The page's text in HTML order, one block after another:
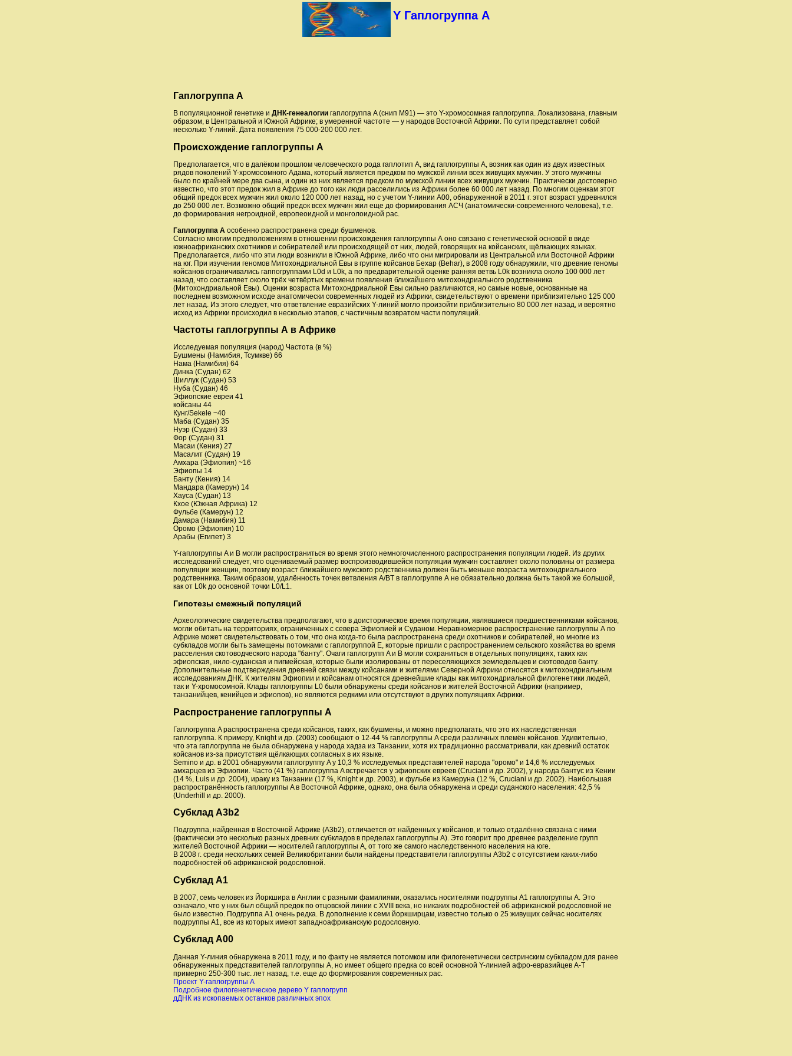
Y Гаплогруппа A
Гаплогруппа A
В популяционной генетике и ДНК-генеалогии гаплогруппа A (снип M91) — это Y-хромосомная гаплогруппа. Локализована, главным
образом, в Центральной и Южной Африке; в умеренной частоте — у народов Восточной Африки. По сути представляет собой
несколько Y-линий. Дата появления 75 000-200 000 лет.
Происхождение гаплогруппы A
Предполагается, что в далёком прошлом человеческого рода гаплотип А, вид гаплогруппы А, возник как один из двух известных
рядов поколений Y-хромосомного Адама, который является предком по мужской линии всех живущих мужчин. У этого мужчины
было по крайней мере два сына, и один из них является предком по мужской линии всех живущих мужчин. Практически достоверно
известно, что этот предок жил в Африке до того как люди расселились из Африки более 60 000 лет назад. По многим оценкам этот
общий предок всех мужчин жил около 120 000 лет назад, но с учетом Y-линии A00, обнаруженной в 2011 г. этот возраст удревнился
до 250 000 лет. Возможно общий предок всех мужчин жил еще до формирования АСЧ (анатомически-современного человека), т.е.
до формирования негроидной, европеоидной и монголоидной рас.
Гаплогруппа А особенно распространена среди бушменов.
Согласно многим предположениям в отношении происхождения гаплогруппы А оно связано с генетической основой в виде
южноафриканских охотников и собирателей или происходящей от них, людей, говорящих на койсанских, щёлкающих языках.
Предполагается, либо что эти люди возникли в Южной Африке, либо что они мигрировали из Центральной или Восточной Африки
на юг. При изучении геномов Митохондриальной Евы в группе койсанов Бехар (Behar), в 2008 году обнаружили, что древние геномы
койсанов ограничивались гаппогруппами L0d и L0k, а по предварительной оценке ранняя ветвь L0k возникла около 100 000 лет
назад, что составляет около трёх четвёртых времени появления ближайшего митохондриального родственника
(Митохондриальной Евы). Оценки возраста Митохондриальной Евы сильно различаются, но самые новые, основанные на
последнем возможном исходе анатомически современных людей из Африки, свидетельствуют о времени приблизительно 125 000
лет назад. Из этого следует, что ответвление евразийских Y-линий могло произойти приблизительно 80 000 лет назад, и вероятно
исход из Африки происходил в несколько этапов, с частичным возвратом части популяций.
Частоты гаплогруппы А в Африке
Исследуемая популяция (народ) Частота (в %)
Бушмены (Намибия, Тсумкве) 66
Нама (Намибия) 64
Динка (Судан) 62
Шиллук (Судан) 53
Нуба (Судан) 46
Эфиопские евреи 41
койсаны 44
Кунг/Sekele ~40
Маба (Судан) 35
Нуэр (Судан) 33
Фор (Судан) 31
Масаи (Кения) 27
Масалит (Судан) 19
Амхара (Эфиопия) ~16
Эфиопы 14
Банту (Кения) 14
Мандара (Камерун) 14
Хауса (Судан) 13
Кхое (Южная Африка) 12
Фульбе (Камерун) 12
Дамара (Намибия) 11
Оромо (Эфиопия) 10
Арабы (Египет) 3
Y-гаплогруппы A и B могли распространиться во время этого немногочисленного распространения популяции людей. Из других
исследований следует, что оцениваемый размер воспроизводившейся популяции мужчин составляет около половины от размера
популяции женщин, поэтому возраст ближайшего мужского родственника должен быть меньше возраста митохондриального
родственника. Таким образом, удалённость точек ветвления A/BT в гаплогруппе А не обязательно должна быть такой же большой,
как от L0k до основной точки L0/L1.
Гипотезы смежный популяций
Археологические свидетельства предполагают, что в доисторическое время популяции, являвшиеся предшественниками койсанов,
могли обитать на территориях, ограниченных с севера Эфиопией и Суданом. Неравномерное распространение гаплогруппы А по
Африке может свидетельствовать о том, что она когда-то была распространена среди охотников и собирателей, но многие из
субкладов могли быть замещены потомками с гаплогруппой Е, которые пришли с распространением сельского хозяйства во время
расселения скотоводческого народа "банту". Очаги гаплогрупп A и B могли сохраниться в отдельных популяциях, таких как
эфиопская, нило-суданская и пигмейская, которые были изолированы от переселяющихся земледельцев и скотоводов банту.
Дополнительные подтверждения древней связи между койсанами и жителями Северной Африки относятся к митохондриальным
исследованиям ДНК. К жителям Эфиопии и койсанам относятся древнейшие клады как митохондриальной филогенетики людей,
так и Y-хромосомной. Клады гаплогруппы L0 были обнаружены среди койсанов и жителей Восточной Африки (например,
танзанийцев, кенийцев и эфиопов), но являются редкими или отсутствуют в других популяциях Африки.
Распространение гаплогруппы A
Гаплогруппа A распространена среди койсанов, таких, как бушмены, и можно предполагать, что это их наследственная
гаплогруппа. К примеру, Knight и др. (2003) сообщают о 12-44 % гаплогруппы A среди различных племён койсанов. Удивительно,
что эта гаплогруппа не была обнаружена у народа хадза из Танзании, хотя их традиционно рассматривали, как древний остаток
койсанов из-за присутствия щёлкающих согласных в их языке.
Semino и др. в 2001 обнаружили гаплогруппу A у 10,3 % исследуемых представителей народа "оромо" и 14,6 % исследуемых
амхарцев из Эфиопии. Часто (41 %) гаплогруппа A встречается у эфиопских евреев (Cruciani и др. 2002), у народа бантус из Кении
(14 %, Luis и др. 2004), ираку из Танзании (17 %, Knight и др. 2003), и фульбе из Камеруна (12 %, Cruciani и др. 2002). Наибольшая
распространённость гаплогруппы A в Восточной Африке, однако, она была обнаружена и среди суданского населения: 42,5 %
(Underhill и др. 2000).
Субклад A3b2
Подгруппа, найденная в Восточной Африке (A3b2), отличается от найденных у койсанов, и только отдалённо связана с ними
(фактически это несколько разных древних субкладов в пределах гаплогруппы A). Это говорит про древнее разделение групп
жителей Восточной Африки — носителей гаплогруппы A, от того же самого наследственного населения на юге.
В 2008 г. среди нескольких семей Великобритании были найдены представители гаплогруппы A3b2 с отсутсвтием каких-либо
подробностей об африканской родословной.
Субклад A1
В 2007, семь человек из Йоркшира в Англии с разными фамилиями, оказались носителями подгруппы A1 гаплогруппы A. Это
означало, что у них был общий предок по отцовской линии с XVIII века, но никаких подробностей об африканской родословной не
было известно. Подгруппа A1 очень редка. В дополнение к семи йоркширцам, известно только о 25 живущих сейчас носителях
подгруппы A1, все из которых имеют западноафриканскую родословную.
Субклад A00
Данная Y-линия обнаружена в 2011 году, и по факту не является потомком или филогенетически сестринским субкладом для ранее
обнаруженных представителей гаплогруппы A, но имеет общего предка со всей основной Y-линией афро-евразийцев A-T
примерно 250-300 тыс. лет назад, т.е. еще до формирования современных рас.
Проект Y-гаплогруппы A
Подробное филогенетическое дерево Y гаплогрупп
дДНК из ископаемых останков различных эпох